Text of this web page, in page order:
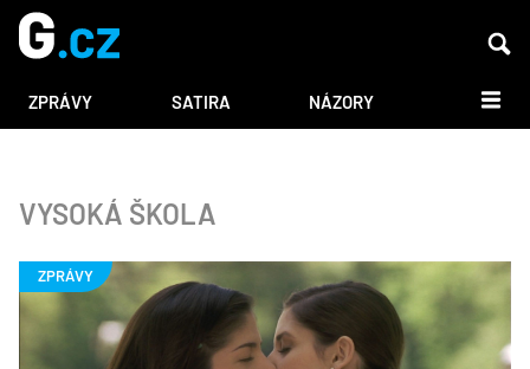
ZPRÁVY SATIRA NÁZORY DALŠÍ
VYSOKÁ ŠKOLA